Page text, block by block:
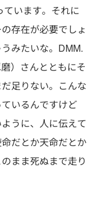
います。それに
存在が必要でしょ
みたいな。DMM.
）さんとともにそ
足りない。こんな
いるんですけど
うに、人に伝えて
だとか天命だとか
まま死ぬまで走り